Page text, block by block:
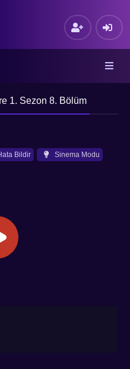
1. Sezon 8. Bölüm
Bildir Sinema Modu